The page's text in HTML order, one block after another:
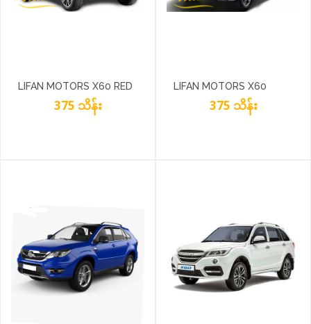
LIFAN MOTORS X60 RED
375 သိန်း
LIFAN MOTORS X60
SILVER METALLIC
375 သိန်း